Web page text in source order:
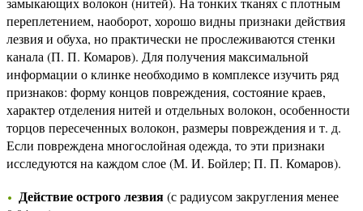
переплетением, наоборот, хорошо видны признаки действия
лезвия и обуха, но практически не прослеживаются стенки
канала (П. П. Комаров). Для получения максимальной
информации о клинке необходимо в комплексе изучить ряд
признаков: форму концов повреждения, состояние краев,
характер отделения нитей и отдельных волокон, особенности
торцов пересеченных волокон, размеры повреждения и т. д.
Если повреждена многослойная одежда, то эти признаки
исследуются на каждом слое (М. И. Бойлер; П. П. Комаров).
Действие острого лезвия(с радиусом закругления менее